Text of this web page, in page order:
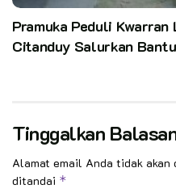
Pramuka Peduli
Citanduy Salurkan
Tinggalkan
Alamat email Anda tidak akan
ditandai *